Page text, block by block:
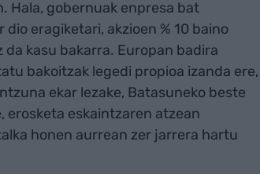
Hala, gobernuak enpresa bat
eragiketari, akzioen % 10 baino
kasu bakarra. Europan badira
bakoitzak legedi propioa izanda ere,
ekar lezake, Batasuneko beste
erosketa eskaintzaren atzean
honen aurrean zer jarrera hartu